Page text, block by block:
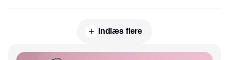
Indlæs flere
Annonce